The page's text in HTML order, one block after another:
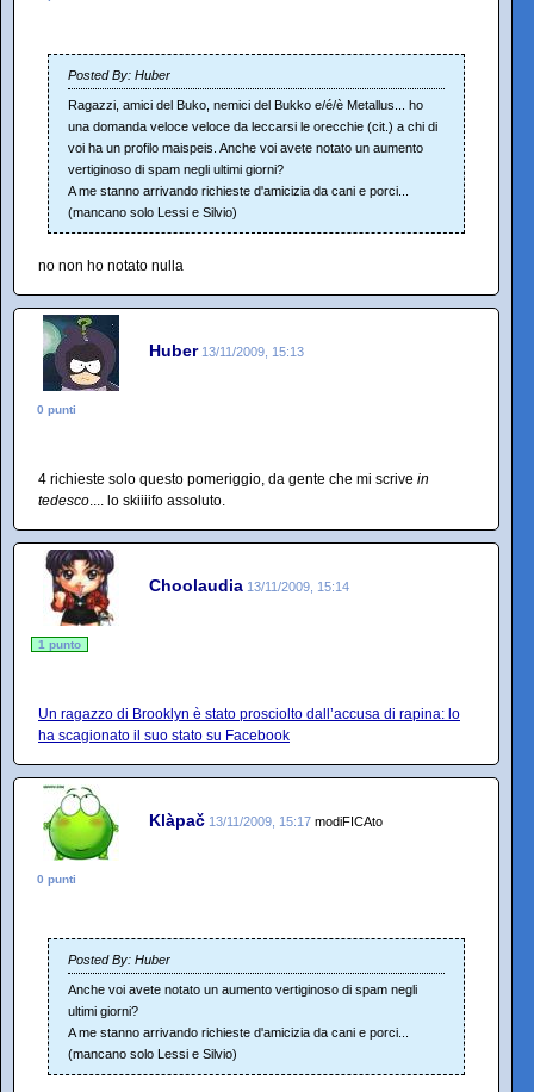
Posted By: Huber
Ragazzi, amici del Buko, nemici del Bukko e/é/è Metallus... ho
una domanda veloce veloce da leccarsi le orecchie (cit.) a chi di
voi ha un profilo maispeis. Anche voi avete notato un aumento
vertiginoso di spam negli ultimi giorni?
A me stanno arrivando richieste d'amicizia da cani e porci...
(mancano solo Lessi e Silvio)
no non ho notato nulla
Huber 13/11/2009, 15:13
0 punti
4 richieste solo questo pomeriggio, da gente che mi scrive in
tedesco.... lo skiiiifo assoluto.
Choolaudia 13/11/2009, 15:14
1 punto
Un ragazzo di Brooklyn è stato prosciolto dall’accusa di rapina: lo
ha scagionato il suo stato su Facebook
Klàpač 13/11/2009, 15:17 modiFICAto
0 punti
Posted By: Huber
Anche voi avete notato un aumento vertiginoso di spam negli
ultimi giorni?
A me stanno arrivando richieste d'amicizia da cani e porci...
(mancano solo Lessi e Silvio)